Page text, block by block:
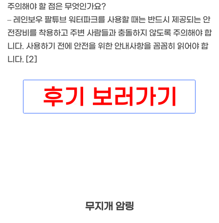
주의해야 할 점은 무엇인가요?
– 레인보우 팔튜브 워터파크를 사용할 때는 반드시 제공되는 안
전장비를 착용하고 주변 사람들과 충돌하지 않도록 주의해야 합
니다. 사용하기 전에 안전을 위한 안내사항을 꼼꼼히 읽어야 합
니다. [2]
무지개 암링